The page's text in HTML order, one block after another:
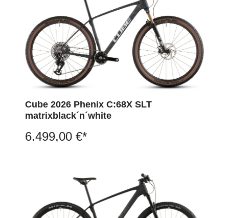
Cube 2026 Phenix C:68X SLT
matrixblack´n´white
6.499,00 €*